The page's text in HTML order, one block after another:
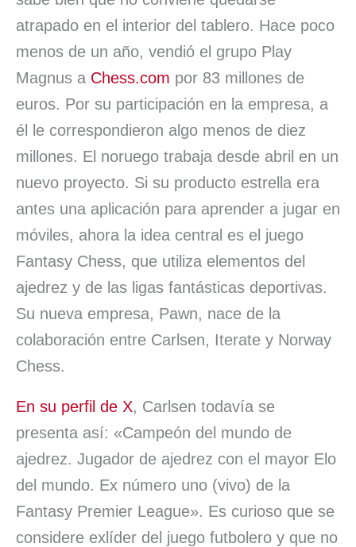
k n p i
atrapado en el interior del tablero. Hace poco
menos de un año, vendió el grupo Play
Magnus a Chess.com por 83 millones de
euros. Por su participación en la empresa, a
él le correspondieron algo menos de diez
millones. El noruego trabaja desde abril en un
nuevo proyecto. Si su producto estrella era
antes una aplicación para aprender a jugar en
móviles, ahora la idea central es el juego
Fantasy Chess, que utiliza elementos del
ajedrez y de las ligas fantásticas deportivas.
Su nueva empresa, Pawn, nace de la
colaboración entre Carlsen, Iterate y Norway
Chess.
En su perfil de X, Carlsen todavía se
presenta así: «Campeón del mundo de
ajedrez. Jugador de ajedrez con el mayor Elo
del mundo. Ex número uno (vivo) de la
Fantasy Premier League». Es curioso que se
considere exlíder del juego futbolero y que no